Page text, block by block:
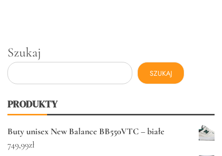
Szukaj
SZUKAJ
PRODUKTY
Buty unisex New Balance BB550VTC – białe
749,99zł